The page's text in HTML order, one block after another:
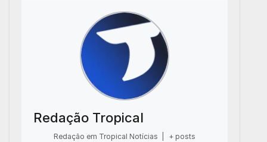
Redação Tropical
Redação em Tropical Notícias + posts